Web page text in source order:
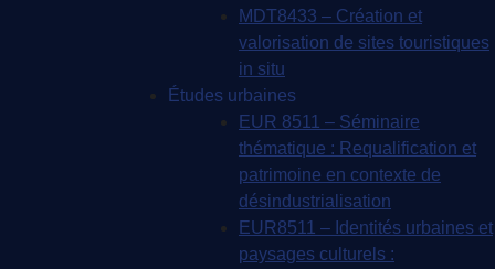
MDT8433 – Création et
valorisation de sites touristiques
in situ
Études urbaines
EUR 8511 – Séminaire
thématique : Requalification et
patrimoine en contexte de
désindustrialisation
EUR8511 – Identités urbaines et
paysages culturels :